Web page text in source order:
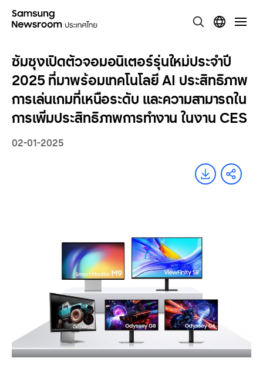
ซัมซุงเปิดตัวจอมอนิเตอร์รุ่นใหม่ประจำปี
2025 ที่มาพร้อมเทคโนโลยี AI ประสิทธิภาพ
การเล่นเกมที่เหนือระดับ และความสามารถใน
การเพิ่มประสิทธิภาพการทำงาน ในงาน CES
02-01-2025